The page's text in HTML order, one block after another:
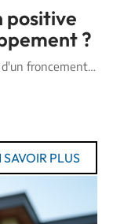
positive
?
froncement
SAVOIR PLUS